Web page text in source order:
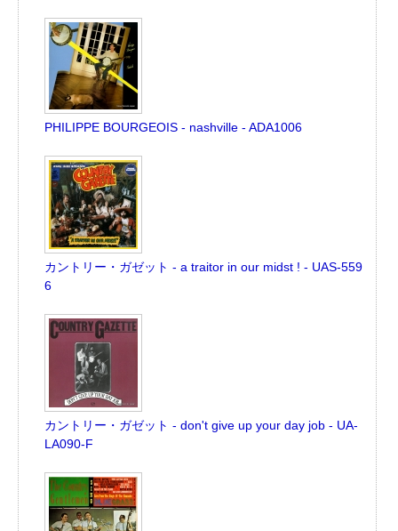
PHILIPPE BOURGEOIS - nashville - ADA1006
カントリー・ガゼット - a traitor in our midst ! - UAS-559
6
カントリー・ガゼット - don't give up your day job - UA-
LA090-F